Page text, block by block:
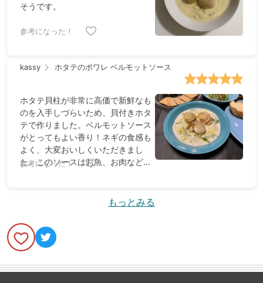
そうです。
参考になった！
kassy ホタテのポワレ ベルモットソース
ホタテ貝柱が非常に高価で新鮮なも
のを入手しづらいため、貝付きホタ
テで作りました。ベルモットソース
がとってもよい香り！ネギの食感も
よく、大変おいしくいただきまし
た。このソースはお魚、お肉などい
参考になった！
もっとみる